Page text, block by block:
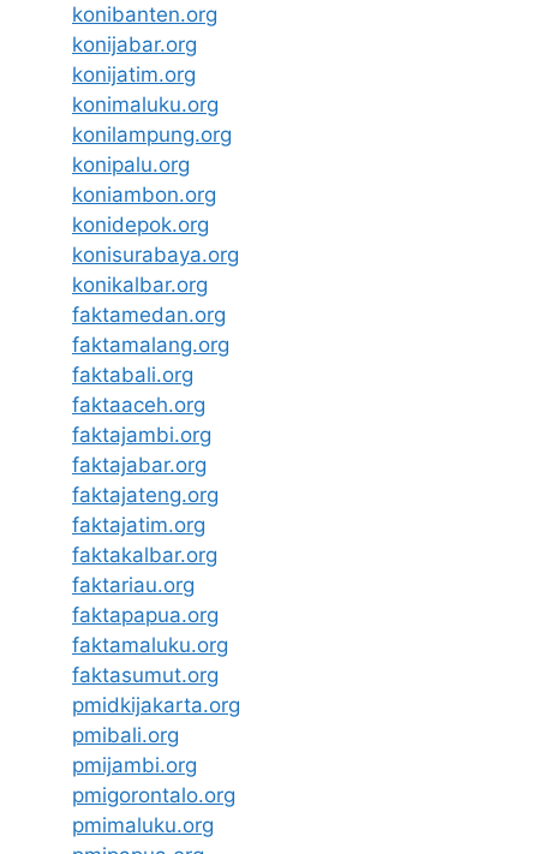
konibanten.org
konijabar.org
konijatim.org
konimaluku.org
konilampung.org
konipalu.org
koniambon.org
konidepok.org
konisurabaya.org
konikalbar.org
faktamedan.org
faktamalang.org
faktabali.org
faktaaceh.org
faktajambi.org
faktajabar.org
faktajateng.org
faktajatim.org
faktakalbar.org
faktariau.org
faktapapua.org
faktamaluku.org
faktasumut.org
pmidkijakarta.org
pmibali.org
pmijambi.org
pmigorontalo.org
pmimaluku.org